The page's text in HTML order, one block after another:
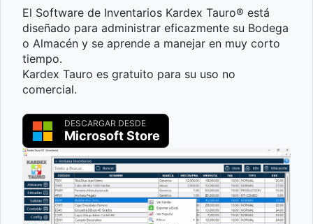
El Software de Inventarios Kardex Tauro® está
diseñado para administrar eficazmente su Bodega
o Almacén y se aprende a manejar en muy corto
tiempo.
Kardex Tauro es gratuito para su uso no
comercial.
DESCARGAR DESDE
Microsoft Store